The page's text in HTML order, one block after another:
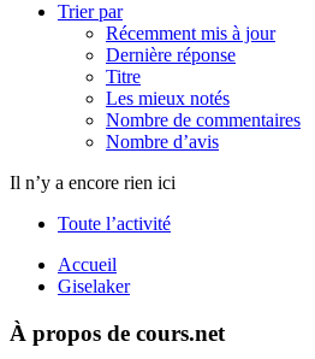
Trier par
Récemment mis à jour
Dernière réponse
Titre
Les mieux notés
Nombre de commentaires
Nombre d’avis
Il n’y a encore rien ici
Toute l’activité
Accueil
Giselaker
À propos de cours.net